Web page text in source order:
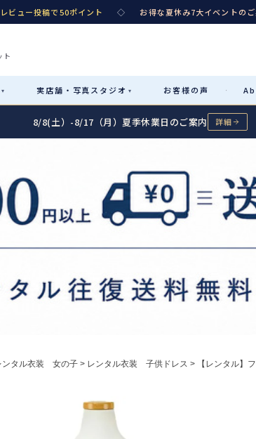
レビュー投稿で50ポイント ◇ お得な夏休み7大イベントの
ト
▾ 実店舗・ 写真スタジオ ▾ お客様の声 ·
カテゴリ詳細 サイズで選ぶ
Sale
性別・サイズで絞り込む
Graduation & Entrance
04 レンタルのご案内
予約・配送・返却・料金
05 レンタルの流れ
06 あんしんパック
汚れ・キズ・破損の補償
8/8(土）-8/17（月）夏季休業日のご案内 詳細
ンタル衣装 女の子 レンタル衣装 子供ドレス 【レンタル】